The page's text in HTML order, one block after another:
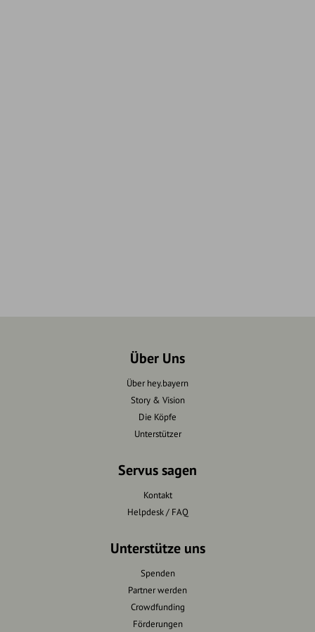
Über Uns
Über hey.bayern
Story & Vision
Die Köpfe
Unterstützer
Servus sagen
Kontakt
Helpdesk / FAQ
Unterstütze uns
Spenden
Partner werden
Crowdfunding
Förderungen